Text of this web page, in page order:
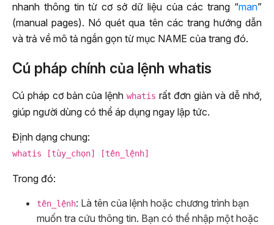
nhanh thông tin từ cơ sở dữ liệu của các trang “man”
(manual pages). Nó quét qua tên các trang hướng dẫn
và trả về mô tả ngắn gọn từ mục NAME của trang đó.
Cú pháp chính của lệnh whatis
Cú pháp cơ bản của lệnh whatis rất đơn giản và dễ nhớ,
giúp người dùng có thể áp dụng ngay lập tức.
Định dạng chung:
whatis [tùy_chọn] [tên_lệnh]
Trong đó:
tên_lệnh: Là tên của lệnh hoặc chương trình bạn
muốn tra cứu thông tin. Bạn có thể nhập một hoặc